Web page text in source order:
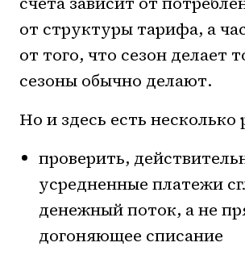
от структуры тарифа, а
от того, что сезон делает
сезоны обычно делают.
Но и здесь есть несколько
проверить,
усредненные платежи
денежный поток, а не
догоняющее списание